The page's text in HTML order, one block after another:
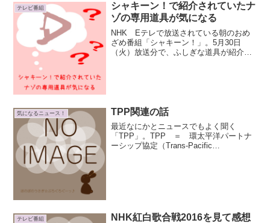
テレビ番組
シャキーン！で紹介されていたナ
ゾの専用道具が気になる
NHK Eテレで放送されている朝のおめ
ざめ番組「シャキーン！」。5月30日
（火）放送分で、ふしぎな道具が紹介さ
気になるニュース！ TPP関連の話
最近なにかとニュースでもよく聞く
「TPP」。TPP ＝ 環太平洋パートナ
ーシップ協定（Trans-Pacific
テレビ番組
NHK紅白歌合戦2016を見て感想